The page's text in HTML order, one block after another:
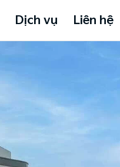
Dịch vụ Liên hệ